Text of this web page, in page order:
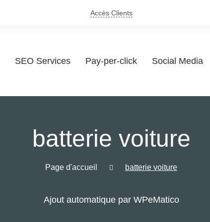
Accès Clients
SEO Services Pay-per-click Social Media
batterie voiture
Page d'accueil batterie voiture
Ajout automatique par WPeMatico